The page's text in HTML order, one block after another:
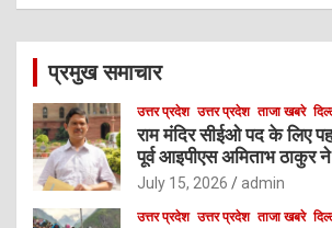
c
प्रमुख समाचार
उत्तर प्रदेश उत्तर प्रदेश ताजा खबरे
राम मंदिर सीईओ पद के लिए
पूर्व आइपीएस अमिताभ ठाकुर ने
July 15, 2026 admin
उत्तर प्रदेश उत्तर प्रदेश ताजा खबरे